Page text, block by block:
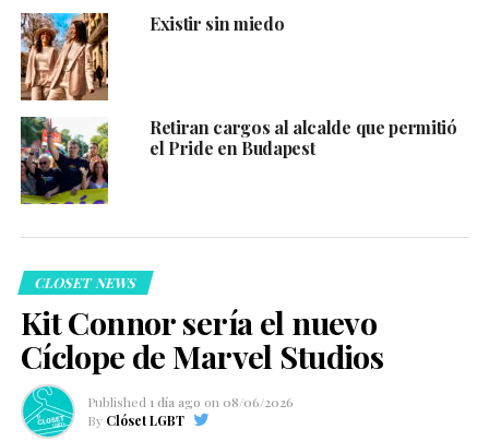
Existir sin miedo
Retiran cargos al alcalde que permitió
el Pride en Budapest
CLOSET NEWS
Kit Connor sería el nuevo
Cíclope de Marvel Studios
Published 1 día ago on 08/06/2026
By Clóset LGBT